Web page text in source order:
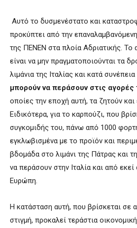
Αυτό το δυσμενέστατο και
προκύπτει από την
της ΠΕΝΕΝ στα πλοία Αδριατικής. Το
είναι να μην πραγματοποιούνται τα
λιμάνια της Ιταλίας και κατά συνέπεια
μπορούν να περάσουν στις
οποίες την εποχή αυτή, τα ζητούν και
Ειδικότερα, για το καρπούζι, που
συγκομιδής του, πάνω από 1000
εγκλωβισμένα με το προϊόν και
βδομάδα στο λιμάνι της Πάτρας και
να περάσουν στην Ιταλία και από
Ευρώπη.
Η κατάσταση αυτή, που βρίσκεται σε
στιγμή, προκαλεί τεράστια